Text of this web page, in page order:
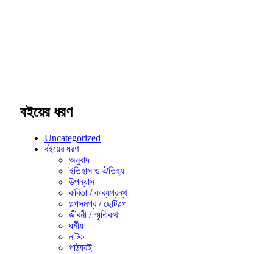
বইয়ের ধরণ
Uncategorized
বইয়ের ধরণ
অনুবাদ
ইতিহাস ও ঐতিহ্য
উপন্যাস
কবিতা / কাব্যগ্রন্থ
গল্পসমগ্র / ছোটগল্প
জীবনী / স্মৃতিকথা
ধর্মীয়
নাটক
পাঠ্যবই